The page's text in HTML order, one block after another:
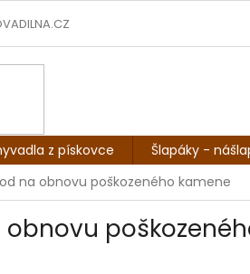
z pískovce Šlapáky -
na obnovu poškozeného kamene